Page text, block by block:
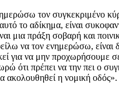
τον συγκεκριμένο
το αδίκημα, είναι
μια πράξη σοβαρή και
να τον ενημερώσω, είναι
για να μην προχωρήσουμε
ότι πρέπει να την πει ο
ακολουθηθεί η νομική οδός».